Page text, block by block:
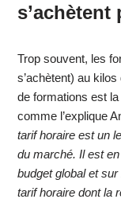
s’achètent
Trop souvent, les
s’achètent) au kilos
de formations est
comme l’explique
tarif horaire est un
du marché. Il est
budget global et
tarif horaire dont la